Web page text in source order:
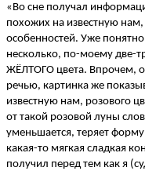
«Во сне получал
похожих на известную
особенностей. Уже
несколько, по-моему две-
ЖЁЛТОГО цвета. Впрочем,
речью, картинка же
известную нам, розового
от такой розовой луны
уменьшается, теряет
какая-то мягкая сладкая
получил перед тем как я